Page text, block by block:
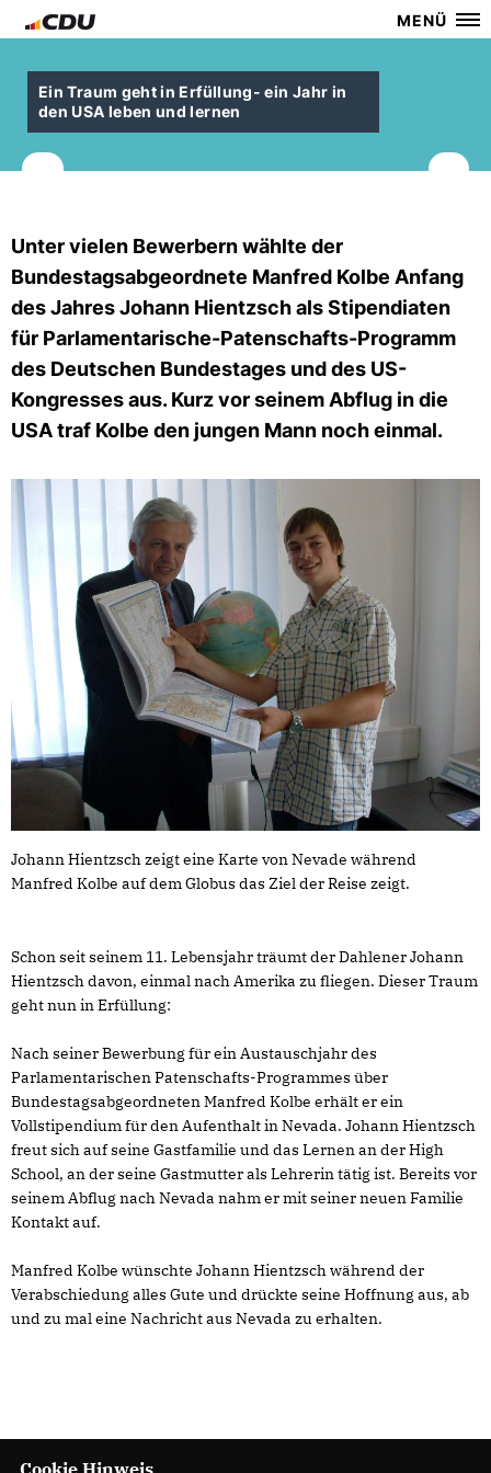
MENÜ
Ein Traum geht in Erfüllung- ein Jahr in
den USA leben und lernen
Unter vielen Bewerbern wählte der
Bundestagsabgeordnete Manfred Kolbe Anfang
des Jahres Johann Hientzsch als Stipendiaten
für Parlamentarische-Patenschafts-Programm
des Deutschen Bundestages und des US-
Kongresses aus. Kurz vor seinem Abflug in die
USA traf Kolbe den jungen Mann noch einmal.
Johann Hientzsch zeigt eine Karte von Nevade während
Manfred Kolbe auf dem Globus das Ziel der Reise zeigt.
Schon seit seinem 11. Lebensjahr träumt der Dahlener Johann
Hientzsch davon, einmal nach Amerika zu fliegen. Dieser Traum
geht nun in Erfüllung:
Nach seiner Bewerbung für ein Austauschjahr des
Parlamentarischen Patenschafts-Programmes über
Bundestagsabgeordneten Manfred Kolbe erhält er ein
Vollstipendium für den Aufenthalt in Nevada. Johann Hientzsch
freut sich auf seine Gastfamilie und das Lernen an der High
School, an der seine Gastmutter als Lehrerin tätig ist. Bereits vor
seinem Abflug nach Nevada nahm er mit seiner neuen Familie
Kontakt auf.
Manfred Kolbe wünschte Johann Hientzsch während der
Verabschiedung alles Gute und drückte seine Hoffnung aus, ab
und zu mal eine Nachricht aus Nevada zu erhalten.
Cookie Hinweis